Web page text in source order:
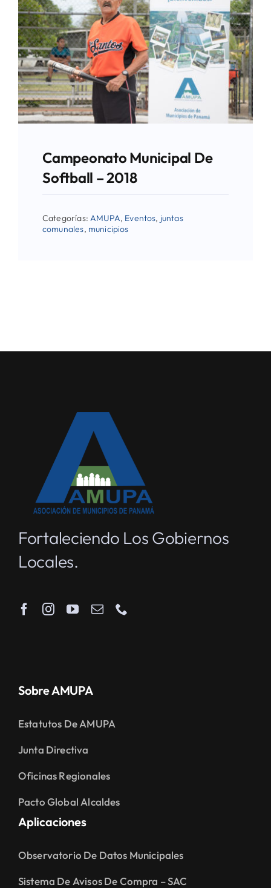
Campeonato Municipal De
Softball – 2018
Categorías:AMUPA, Eventos, juntas
comunales, municipios
Fortaleciendo Los Gobiernos
Locales.
Sobre AMUPA
Estatutos De AMUPA
Junta Directiva
Oficinas Regionales
Pacto Global Alcaldes
Aplicaciones
Observatorio De Datos Municipales
Sistema De Avisos De Compra – SAC